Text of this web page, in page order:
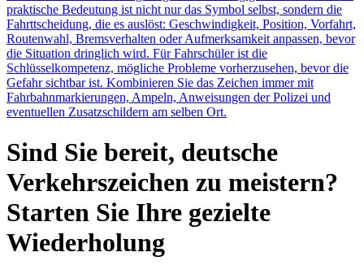
praktische Bedeutung ist nicht nur das Symbol selbst, sondern die
Fahrttscheidung, die es auslöst: Geschwindigkeit, Position, Vorfahrt,
Routenwahl, Bremsverhalten oder Aufmerksamkeit anpassen, bevor
die Situation dringlich wird. Für Fahrschüler ist die
Schlüsselkompetenz, mögliche Probleme vorherzusehen, bevor die
Gefahr sichtbar ist. Kombinieren Sie das Zeichen immer mit
Fahrbahnmarkierungen, Ampeln, Anweisungen der Polizei und
eventuellen Zusatzschildern am selben Ort.
Sind Sie bereit, deutsche
Verkehrszeichen zu meistern?
Starten Sie Ihre gezielte
Wiederholung